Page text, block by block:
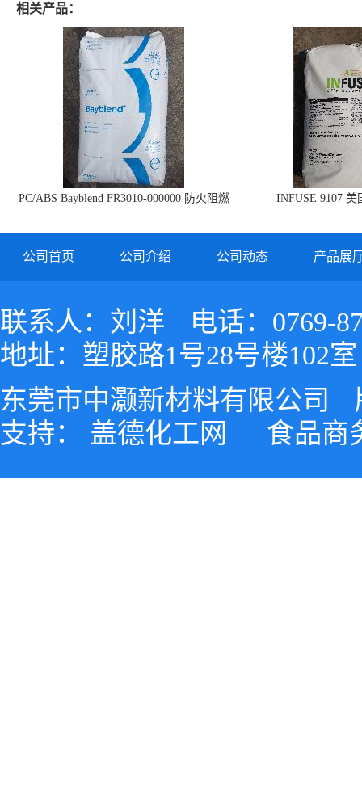
相关产品：
PC/ABS Bayblend FR3010-000000 防火阻燃
INFUSE 9107 美
公司首页 公司介绍 公司动态 产品展
联系人：刘洋
电话：0769-
地址：塑胶路1号28号楼102室
东莞市中灏新材料有限公司
支持： 盖德化工网 食品商